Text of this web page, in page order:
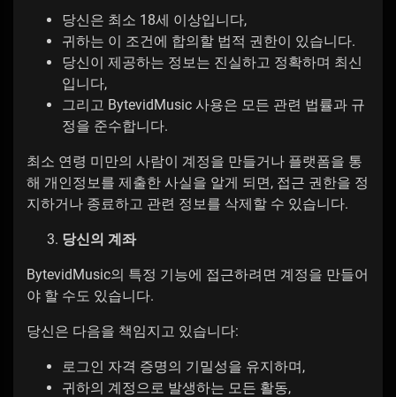
당신은 최소 18세 이상입니다,
귀하는 이 조건에 합의할 법적 권한이 있습니다.
당신이 제공하는 정보는 진실하고 정확하며 최신
입니다,
그리고 BytevidMusic 사용은 모든 관련 법률과 규
정을 준수합니다.
최소 연령 미만의 사람이 계정을 만들거나 플랫폼을 통
해 개인정보를 제출한 사실을 알게 되면, 접근 권한을 정
지하거나 종료하고 관련 정보를 삭제할 수 있습니다.
당신의 계좌
BytevidMusic의 특정 기능에 접근하려면 계정을 만들어
야 할 수도 있습니다.
당신은 다음을 책임지고 있습니다:
로그인 자격 증명의 기밀성을 유지하며,
귀하의 계정으로 발생하는 모든 활동,